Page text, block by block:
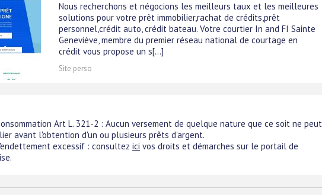
Nous recherchons et négocions les meilleurs taux et les meilleures
solutions pour votre prêt immobilier,rachat de crédits,prêt
personnel,crédit auto, crédit bateau. Votre courtier In and FI Sainte
Geneviève, membre du premier réseau national de courtage en
crédit vous propose un s[...]
Site perso
Art L. 321-2 : Aucun versement de quelque nature que ce soit ne peut
avant l'obtention d'un ou plusieurs prêts d'argent.
excessif : consultez ici vos droits et démarches sur le portail de